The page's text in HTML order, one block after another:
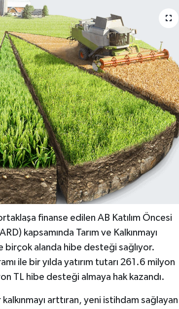
finanse edilen AB Katılım Öncesi
kapsamında Tarım ve Kalkınmayı
birçok alanda hibe desteği sağlıyor.
ile bir yılda yatırım tutarı 261.6 milyon
TL hibe desteği almaya hak kazandı.
arttıran, yeni istihdam sağlayan